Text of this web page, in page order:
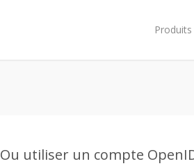
Produits
Ou utiliser un compte